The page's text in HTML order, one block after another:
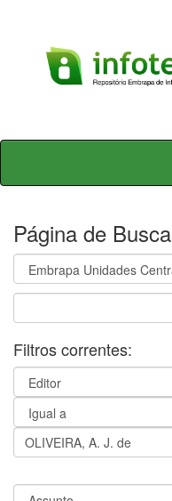
Skip
Página de Busca
Filtros correntes: